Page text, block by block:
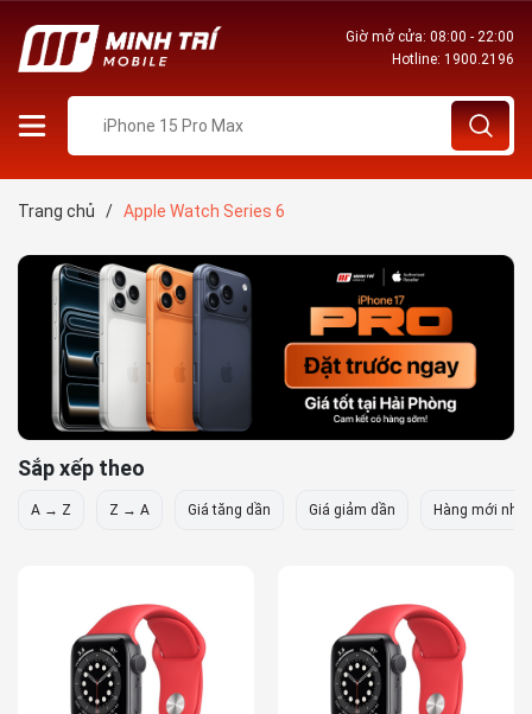
Giờ mở cửa: 08:00 - 22:00
Hotline: 1900.2196
Trang chủ / Apple Watch Series 6
Sắp xếp theo
A → Z Z → A Giá tăng dần Giá giảm dần Hàng mới nhất